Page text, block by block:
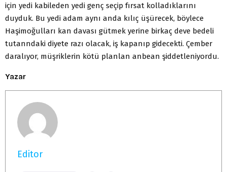
için yedi kabileden yedi genç seçip fırsat kolladıklarını
duyduk. Bu yedi adam aynı anda kılıç üşürecek, böylece
Haşimoğulları kan davası gütmek yerine birkaç deve bedeli
tutanndaki di­yete razı olacak, iş kapanıp gidecekti. Çember
daralıyor, müş­riklerin kötü planlan anbean şiddetleniyordu.
Yazar
Editor